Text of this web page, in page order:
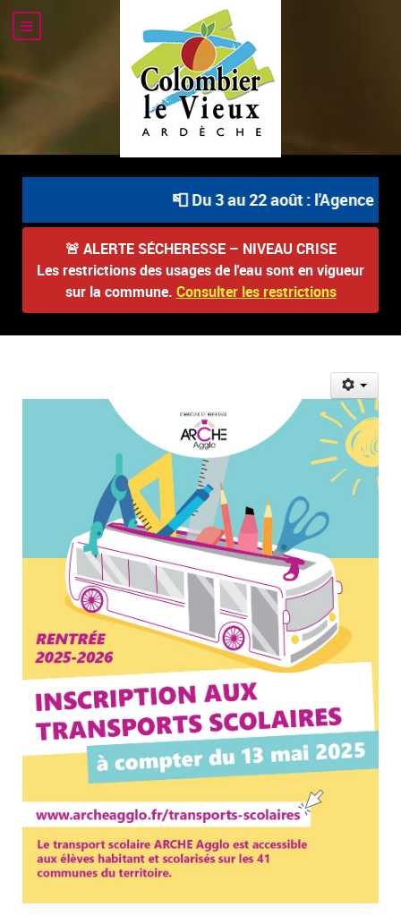
📮 Du 3 au 22 août : l'Agence
🚨 ALERTE SÉCHERESSE – NIVEAU CRISE
Les restrictions des usages de l'eau sont en vigueur
sur la commune. Consulter les restrictions